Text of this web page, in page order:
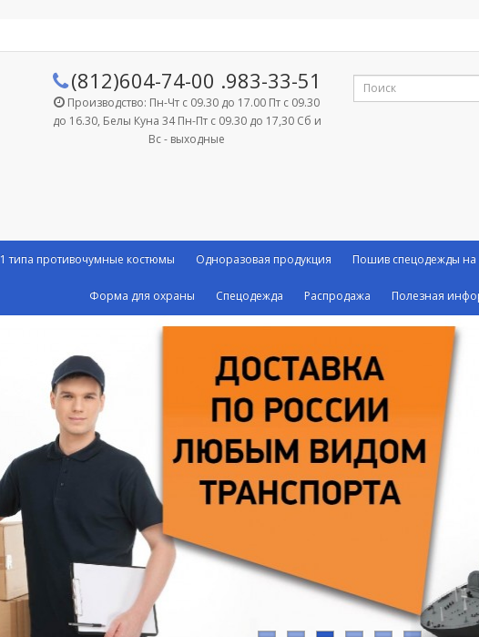
(812)604-74-00 .983-33-51
Производство: Пн-Чт с 09.30 до 17.00 Пт с 09.30
до 16.30, Белы Куна 34 Пн-Пт с 09.30 до 17,30 Сб и
Вс - выходные
типа противочумные костюмы Одноразовая продукция Пошив спецодежды на
Форма для охраны Спецодежда Распродажа Полезная